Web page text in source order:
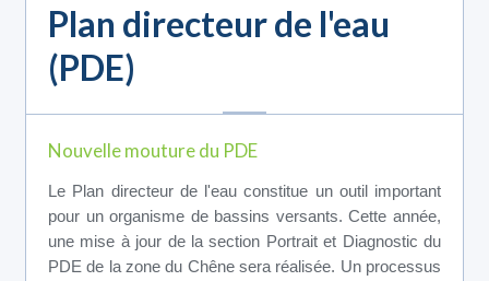
Plan directeur de l'eau
(PDE)
Nouvelle mouture du PDE
Le Plan directeur de l'eau constitue un outil important
pour un organisme de bassins versants. Cette année,
une mise à jour de la section Portrait et Diagnostic du
PDE de la zone du Chêne sera réalisée. Un processus